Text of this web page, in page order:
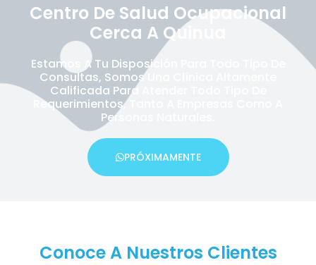
Centro De Salud Ocupacional
Cerca A Quinua
Estamos A Tu Disposición Para Todo Tipo De
Consultas, Somos Una Clínica Altamente
Calificada Para Atender Todo Tipo De
Requerimientos, Tanto A Empresas Como A
Personas Naturales.
PRÓXIMAMENTE
Conoce A Nuestros Clientes